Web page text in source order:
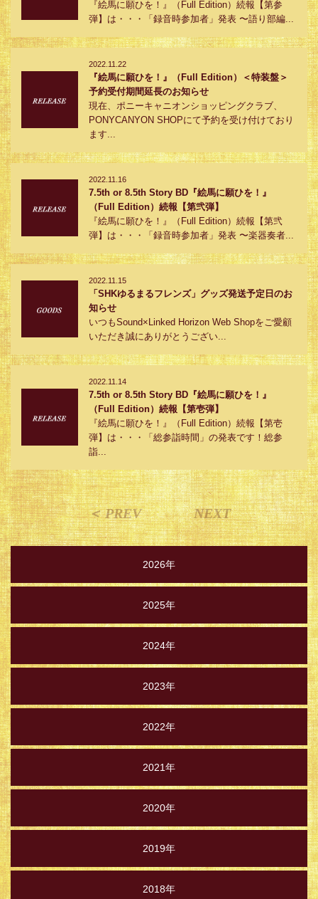
『絵馬に願ひを！』（Full Edition）続報【第参
弾】は・・・「録音時参加者」発表 〜語り部編...
2022.11.22
『絵馬に願ひを！』（Full Edition）＜特装盤＞
予約受付期間延長のお知らせ
現在、ポニーキャニオンショッピングクラブ、
PONYCANYON SHOPにて予約を受け付けており
ます...
2022.11.16
7.5th or 8.5th Story BD『絵馬に願ひを！』
（Full Edition）続報【第弐弾】
『絵馬に願ひを！』（Full Edition）続報【第弐
弾】は・・・「録音時参加者」発表 〜楽器奏者...
2022.11.15
「SHKゆるまるフレンズ」グッズ発送予定日のお
知らせ
いつもSound×Linked Horizon Web Shopをご愛顧
いただき誠にありがとうござい...
2022.11.14
7.5th or 8.5th Story BD『絵馬に願ひを！』
（Full Edition）続報【第壱弾】
『絵馬に願ひを！』（Full Edition）続報【第壱
弾】は・・・「総参詣時間」の発表です！総参
詣...
＜ PREV NEXT
2026年
2025年
2024年
2023年
2022年
2021年
2020年
2019年
2018年